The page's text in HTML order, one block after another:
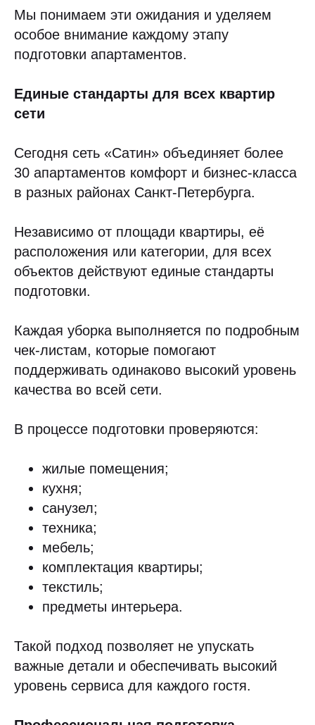
Мы понимаем эти ожидания и уделяем
особое внимание каждому этапу
подготовки апартаментов.
Единые стандарты для всех квартир
сети
Сегодня сеть «Сатин» объединяет более
30 апартаментов комфорт и бизнес-класса
в разных районах Санкт-Петербурга.
Независимо от площади квартиры, её
расположения или категории, для всех
объектов действуют единые стандарты
подготовки.
Каждая уборка выполняется по подробным
чек-листам, которые помогают
поддерживать одинаково высокий уровень
качества во всей сети.
В процессе подготовки проверяются:
жилые помещения;
кухня;
санузел;
техника;
мебель;
комплектация квартиры;
текстиль;
предметы интерьера.
Такой подход позволяет не упускать
важные детали и обеспечивать высокий
уровень сервиса для каждого гостя.